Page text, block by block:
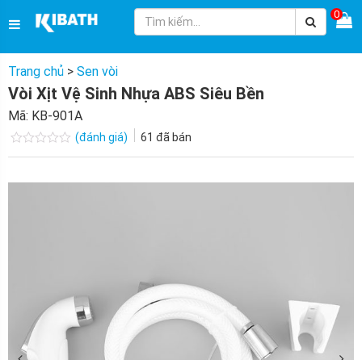
0
Trang chủ > Sen vòi
Vòi Xịt Vệ Sinh Nhựa ABS Siêu Bền
Mã: KB-901A
Được
(đánh giá) 61 đã bán